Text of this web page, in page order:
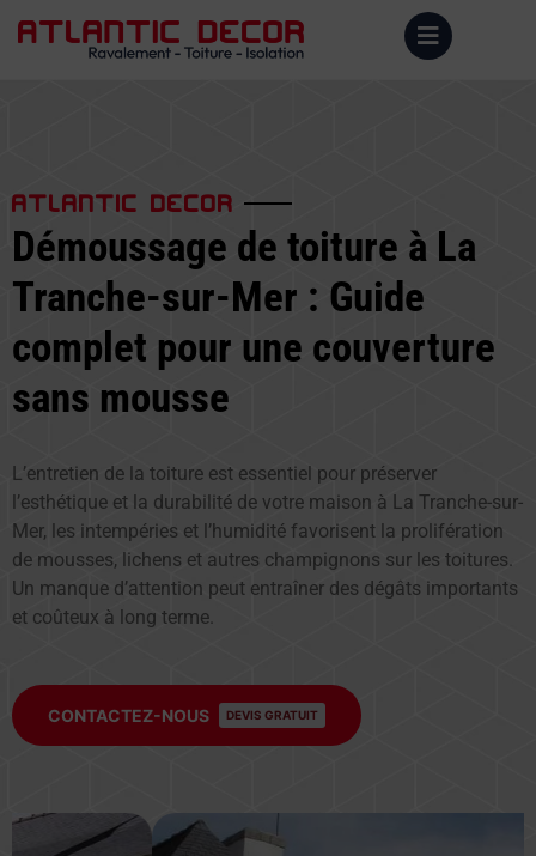
ATLANTIC DECOR
Démoussage de toiture à La
Tranche-sur-Mer : Guide
complet pour une couverture
sans mousse
L’entretien de la toiture est essentiel pour préserver
l’esthétique et la durabilité de votre maison à La Tranche-sur-
Mer, les intempéries et l’humidité favorisent la prolifération
de mousses, lichens et autres champignons sur les toitures.
Un manque d’attention peut entraîner des dégâts importants
et coûteux à long terme.
CONTACTEZ-NOUS DEVIS GRATUIT